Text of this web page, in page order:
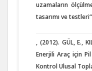
uzamaların
tasarımı ve
, (2012). GÜL, E.,
Enerjili Araç için
Kontrol Ulusal